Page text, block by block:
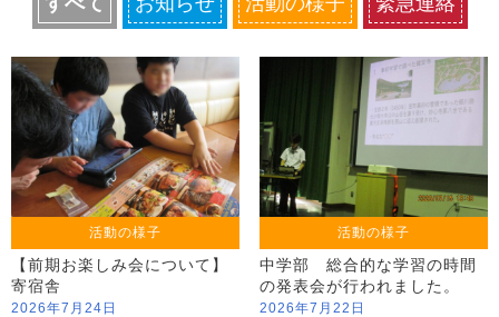
活動の様子
【前期お楽しみ会について】
寄宿舎
2026年7月24日
活動の様子
中学部 総合的な学習の時間
の発表会が行われました。
2026年7月22日